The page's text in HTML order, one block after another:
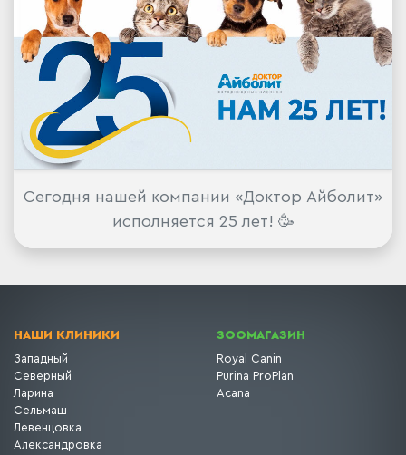
Сегодня нашей компании «Доктор Айболит»
исполняется 25 лет! 🥳
НАШИ КЛИНИКИ
Западный
Северный
Ларина
Сельмаш
Левенцовка
Александровка
ЗООМАГАЗИН
Royal Canin
Purina ProPlan
Acana